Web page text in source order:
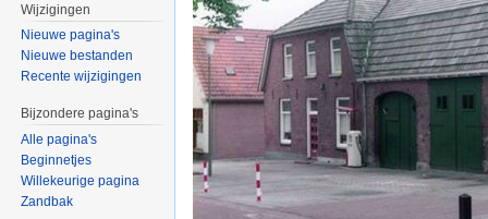
Wijzigingen
Nieuwe pagina's
Nieuwe bestanden
Recente wijzigingen
Bijzondere pagina's
Alle pagina's
Beginnetjes
Willekeurige pagina
Zandbak